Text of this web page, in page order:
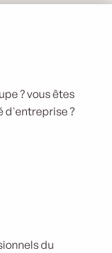
? vous êtes
d'entreprise ?
du